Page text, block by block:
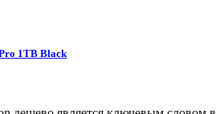
1TB Black